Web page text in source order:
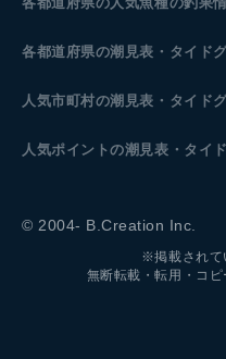
各都道府県の潮見表 ・タイド
人気市町村の潮見表・タイド
人気ポイントの潮見表・タイ
© 2004- B.Creation Inc.
※掲載されて
無断転載・転用・コピ